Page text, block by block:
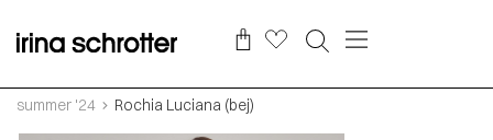
summer '24 Rochia Luciana (bej)